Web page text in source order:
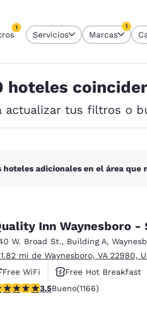
Latin America
English
Español
France
1
seleccionado actualmente
Servicios Marcas
1
hoteles
actualizar tus filtros o
adicionales en el área
Inn Waynesboro -
W. Broad St., Building A,
1.82 mi de Waynesboro, VA 22980,
Free WiFi
Free Hot Breakfast
de 3.49 estrellas. Bueno.
3.5Bueno(1166)